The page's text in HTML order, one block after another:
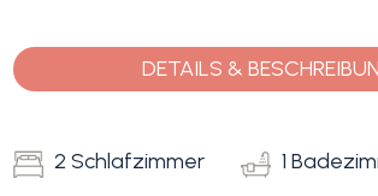
DETAILS &
2 Schlafzimmer 1
Favoriten
(0)
Wohnimmobilien
Grundstücke